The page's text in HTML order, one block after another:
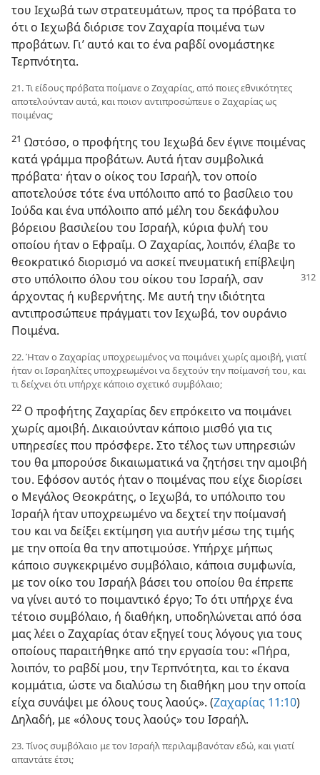
του Ιεχωβά των στρατευμάτων, προς τα πρόβατα το
ότι ο Ιεχωβά διόρισε τον Ζαχαρία ποιμένα των
προβάτων. Γι’ αυτό και το ένα ραβδί ονομάστηκε
Τερπνότητα.
21. Τι είδους πρόβατα ποίμανε ο Ζαχαρίας, από ποιες εθνικότητες
αποτελούνταν αυτά, και ποιον αντιπροσώπευε ο Ζαχαρίας ως
ποιμένας;
21 Ωστόσο, ο προφήτης του Ιεχωβά δεν έγινε ποιμένας
κατά γράμμα προβάτων. Αυτά ήταν συμβολικά
πρόβατα· ήταν ο οίκος του Ισραήλ, τον οποίο
αποτελούσε τότε ένα υπόλοιπο από το βασίλειο του
Ιούδα και ένα υπόλοιπο από μέλη του δεκάφυλου
βόρειου βασιλείου του Ισραήλ, κύρια φυλή του
οποίου ήταν ο Εφραΐμ. Ο Ζαχαρίας, λοιπόν, έλαβε το
θεοκρατικό διορισμό να ασκεί πνευματική επίβλεψη
στο υπόλοιπο όλου του οίκου του Ισραήλ, σαν
άρχοντας ή κυβερνήτης. Με αυτή την ιδιότητα
αντιπροσώπευε πράγματι τον Ιεχωβά, τον ουράνιο
Ποιμένα.
22. Ήταν ο Ζαχαρίας υποχρεωμένος να ποιμάνει χωρίς αμοιβή, γιατί
ήταν οι Ισραηλίτες υποχρεωμένοι να δεχτούν την ποίμανσή του, και
τι δείχνει ότι υπήρχε κάποιο σχετικό συμβόλαιο;
22 Ο προφήτης Ζαχαρίας δεν επρόκειτο να ποιμάνει
χωρίς αμοιβή. Δικαιούνταν κάποιο μισθό για τις
υπηρεσίες που πρόσφερε. Στο τέλος των υπηρεσιών
του θα μπορούσε δικαιωματικά να ζητήσει την αμοιβή
του. Εφόσον αυτός ήταν ο ποιμένας που είχε διορίσει
ο Μεγάλος Θεοκράτης, ο Ιεχωβά, το υπόλοιπο του
Ισραήλ ήταν υποχρεωμένο να δεχτεί την ποίμανσή
του και να δείξει εκτίμηση για αυτήν μέσω της τιμής
με την οποία θα την αποτιμούσε. Υπήρχε μήπως
κάποιο συγκεκριμένο συμβόλαιο, κάποια συμφωνία,
με τον οίκο του Ισραήλ βάσει του οποίου θα έπρεπε
να γίνει αυτό το ποιμαντικό έργο; Το ότι υπήρχε ένα
τέτοιο συμβόλαιο, ή διαθήκη, υποδηλώνεται από όσα
μας λέει ο Ζαχαρίας όταν εξηγεί τους λόγους για τους
οποίους παραιτήθηκε από την εργασία του: «Πήρα,
λοιπόν, το ραβδί μου, την Τερπνότητα, και το έκανα
κομμάτια, ώστε να διαλύσω τη διαθήκη μου την οποία
είχα συνάψει με όλους τους λαούς». (Ζαχαρίας 11:​10)
Δηλαδή, με «όλους τους λαούς» του Ισραήλ.
23. Τίνος συμβόλαιο με τον Ισραήλ περιλαμβανόταν εδώ, και γιατί
απαντάτε έτσι;